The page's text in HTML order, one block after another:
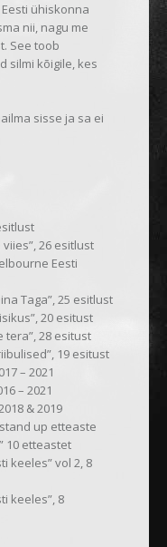
ühiskonna
nii, nagu me
See toob
silmi kõigile, kes
sisse ja sa ei
26 esitlust
Eesti
Taga”, 25 esitlust
20 esitust
tera”, 28 esitust
19 esitust
– 2021
– 2021
& 2019
up etteaste
10 etteastet
keeles” vol 2, 8
keeles”, 8